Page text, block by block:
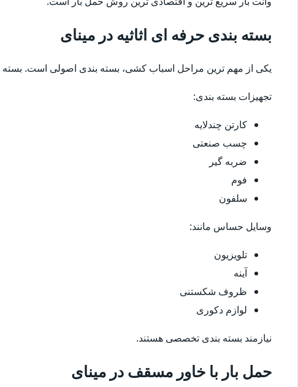
بسته بندی حرفه ای اثاثیه در مینای
یکی از مهم ترین مراحل اسباب کشی، بسته بندی اصولی است.
تجهیزات بسته بندی:
کارتن چندلایه
چسب صنعتی
ضربه گیر
فوم
سلفون
وسایل حساس مانند:
تلویزیون
آینه
ظروف شکستنی
لوازم دکوری
نیازمند بسته بندی تخصصی هستند.
حمل بار با خاور مسقف در مینای